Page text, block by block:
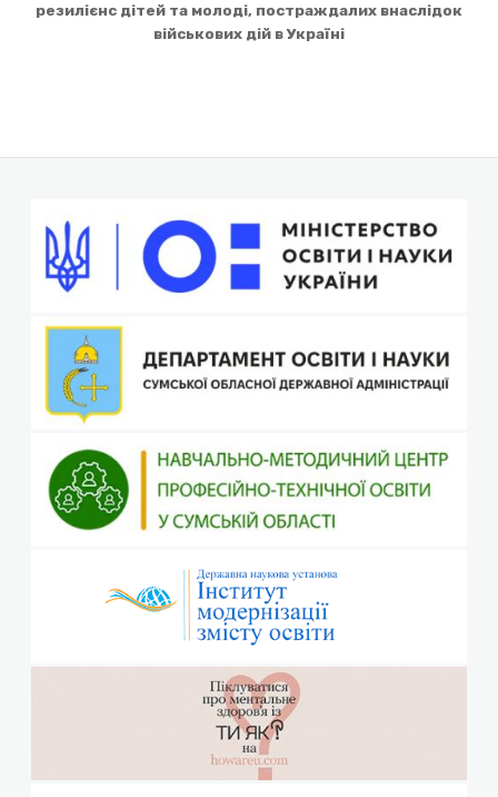
резилієнс дітей та молоді, постраждалих внаслідок
військових дій в Україні